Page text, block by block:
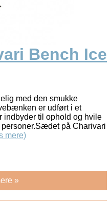
Bench Ice
med den smukke
er udført i et
indbyder til ophold og hvile
på Charivari
mere)
»